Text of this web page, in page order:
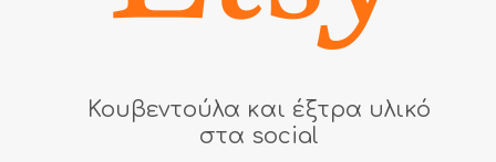
Κουβεντούλα και έξτρα υλικό
στα social